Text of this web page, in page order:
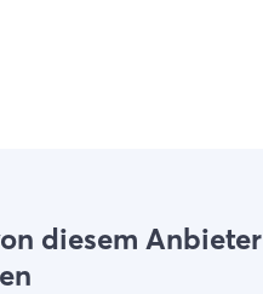
diesem Anbieter